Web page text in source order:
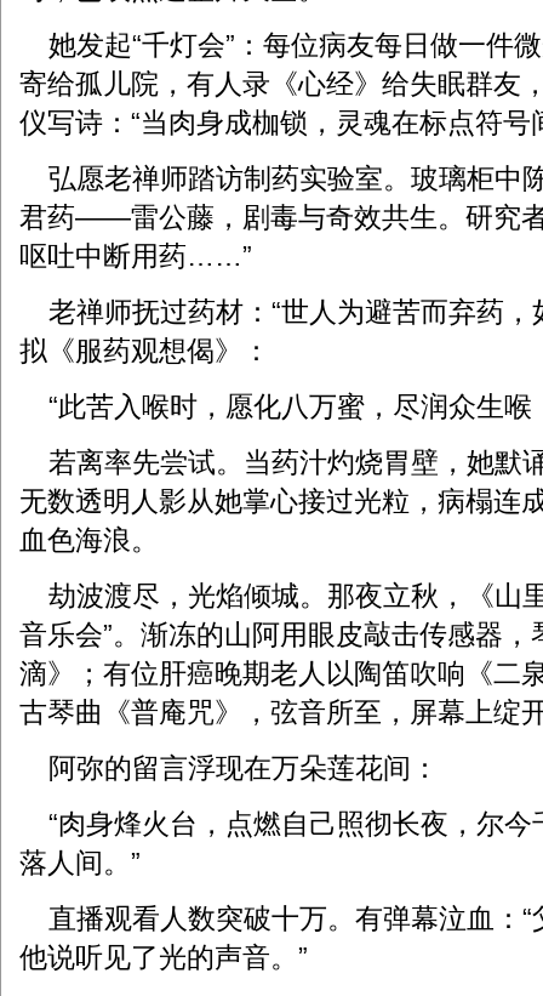
她发起“千灯会”：每位病友每日做一件
寄给孤儿院，有人录《心经》给失眠群友
仪写诗：“当肉身成枷锁，灵魂在标点符号
弘愿老禅师踏访制药实验室。玻璃柜中
君药——雷公藤，剧毒与奇效共生。研究
呕吐中断用药……”
老禅师抚过药材：“世人为避苦而弃药，
拟《服药观想偈》：
“此苦入喉时，愿化八万蜜，尽润众生喉
若离率先尝试。当药汁灼烧胃壁，她默
无数透明人影从她掌心接过光粒，病榻连
血色海浪。
劫波渡尽，光焰倾城。那夜立秋，《山
音乐会”。渐冻的山阿用眼皮敲击传感器
滴》；有位肝癌晚期老人以陶笛吹响《二
古琴曲《普庵咒》，弦音所至，屏幕上绽
阿弥的留言浮现在万朵莲花间：
“肉身烽火台，点燃自己照彻长夜，尔今
落人间。”
直播观看人数突破十万。有弹幕泣血：
他说听见了光的声音。”